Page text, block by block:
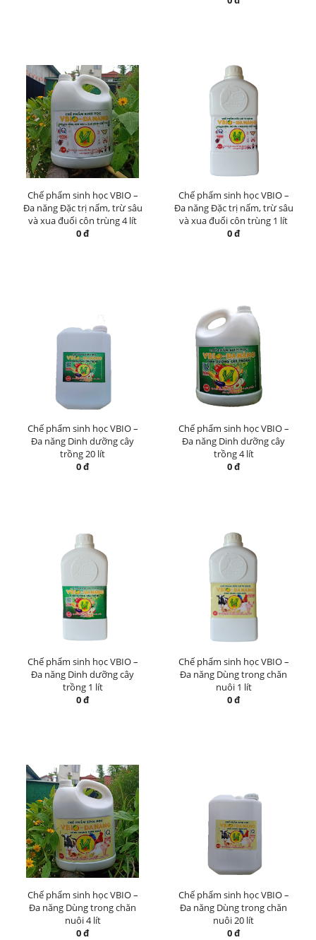
Chế phẩm sinh học VBIO –
Đa năng Đặc trị nấm, trừ sâu
và xua đuổi côn trùng 4 lít
0 đ
Chế phẩm sinh học VBIO –
Đa năng Đặc trị nấm, trừ sâu
và xua đuổi côn trùng 1 lít
0 đ
Chế phẩm sinh học VBIO –
Đa năng Dinh dưỡng cây
trồng 20 lít
0 đ
Chế phẩm sinh học VBIO –
Đa năng Dinh dưỡng cây
trồng 4 lít
0 đ
Chế phẩm sinh học VBIO –
Đa năng Dinh dưỡng cây
trồng 1 lít
0 đ
Chế phẩm sinh học VBIO –
Đa năng Dùng trong chăn
nuôi 1 lít
0 đ
Chế phẩm sinh học VBIO –
Đa năng Dùng trong chăn
nuôi 4 lít
0 đ
Chế phẩm sinh học VBIO –
Đa năng Dùng trong chăn
nuôi 20 lít
0 đ